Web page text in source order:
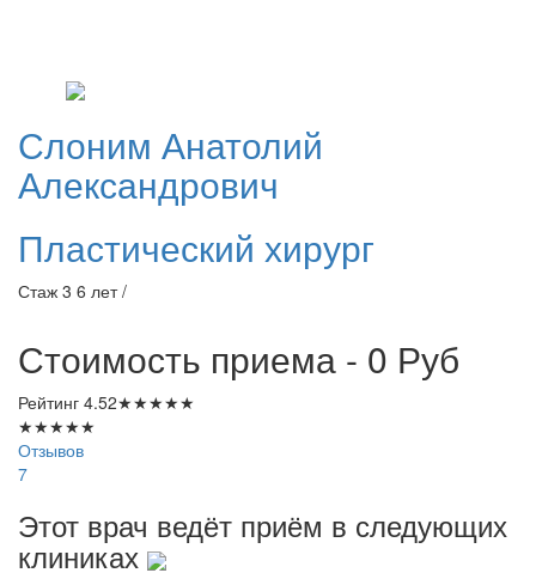
Слоним Анатолий
Александрович
Пластический хирург
Стаж 3 6 лет /
Стоимость приема - 0 Руб
Рейтинг 4.52★★★★★
★★★★★
Отзывов
7
Этот врач ведёт приём в следующих
клиниках